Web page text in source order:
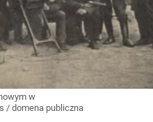
w
/ domena publiczna